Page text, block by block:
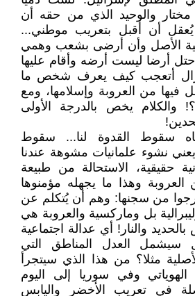
مختار والوحيد الذي من حقه أن
أن أقبل بتعريب موطني...
الأصل وأن أرضى بشعب وهمي
أرضا ليست أرضه وأقام عليها
أزال أتعجب كيف يعرف شخص ما
فيها من العروبة وإسلامها، ومع
والكلام يخص بالدرجة الأولى
سقوط القدوة لنا... سقوط
يعني نشوء علمانيات مشوهة عندنا
حقيقية، الاستحالة من طبيعة
العروبة وهذا ما يجهله مؤمنوها
من سجنها: وهم أن يُتكلم عن
بل وماركسية والعروبة هي
والنار! أي عدالة اجتماعية
سيشمل العدل المناطق التي
مثلا؟ من هذا الذي سيتجرأ
الهوياتي وفي سوريا إلى اليوم
في تعريب الأخضر واليابس